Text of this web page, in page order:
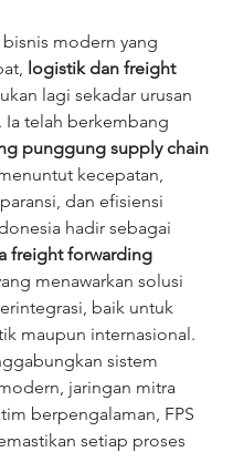
modern yang
logistik dan freight
lagi sekadar urusan
Ia telah berkembang
punggung supply chain
kecepatan,
dan efisiensi
hadir sebagai
freight forwarding
menawarkan solusi
baik untuk
maupun internasional.
sistem
jaringan mitra
berpengalaman, FPS
setiap proses